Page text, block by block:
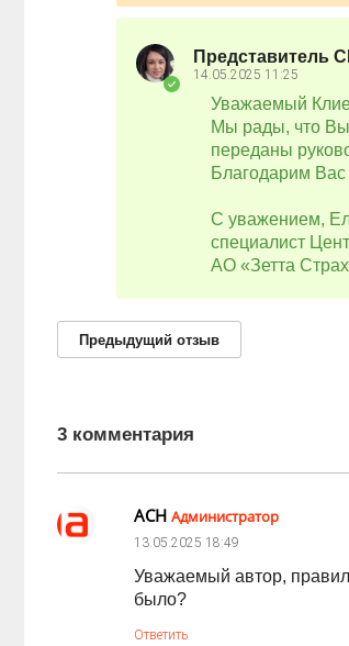
Представитель
14.05.2025 11:25
Уважаемый
Мы рады, что Вы
переданы
Благодарим Вас
С уважением,
специалист
АО «Зетта
Предыдущий отзыв
3 комментария
АСН Администратор
13.05.2025 18:49
Уважаемый автор,
было?
Ответить